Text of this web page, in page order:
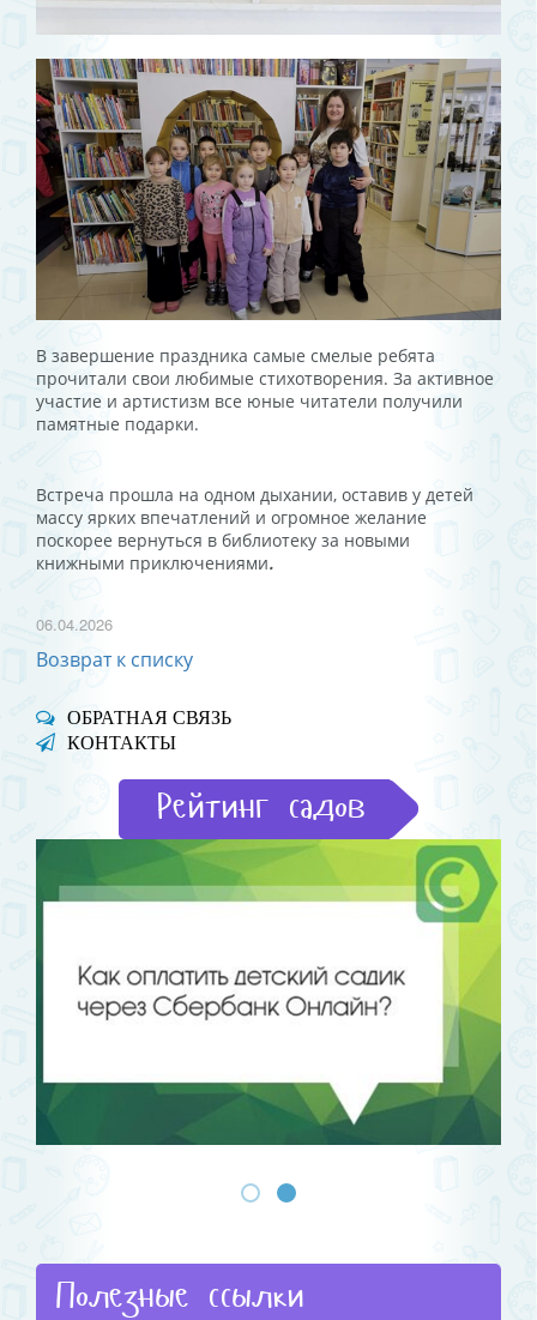
В завершение праздника самые смелые ребята
прочитали свои любимые стихотворения. За активное
участие и артистизм все юные читатели получили
памятные подарки.
Встреча прошла на одном дыхании, оставив у детей
массу ярких впечатлений и огромное желание
поскорее вернуться в библиотеку за новыми
книжными приключениями.
06.04.2026
Возврат к списку
ОБРАТНАЯ СВЯЗЬ
КОНТАКТЫ
Рейтинг садов
Полезные ссылки